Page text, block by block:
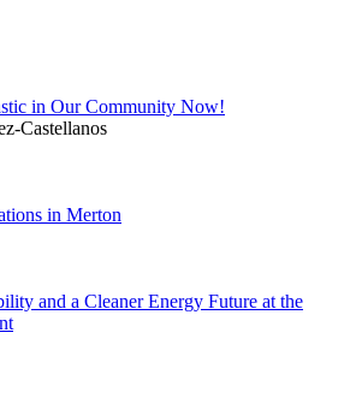
in Our Community Now!
Castellanos
in Merton
and a Cleaner Energy Future at the